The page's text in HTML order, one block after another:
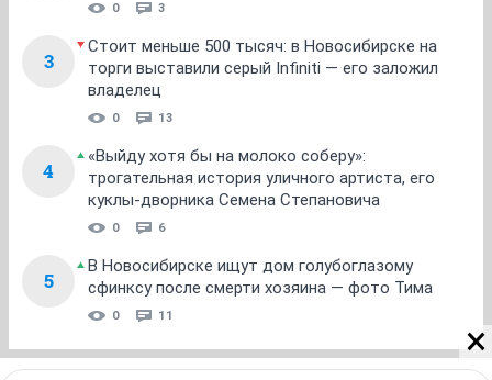
0 3
3
Стоит меньше 500 тысяч: в Новосибирске на
торги выставили серый Infiniti — его заложил
владелец
0 13
4
«Выйду хотя бы на молоко соберу»:
трогательная история уличного артиста, его
куклы-дворника Семена Степановича
0 6
5
В Новосибирске ищут дом голубоглазому
сфинксу после смерти хозяина — фото Тима
0 11